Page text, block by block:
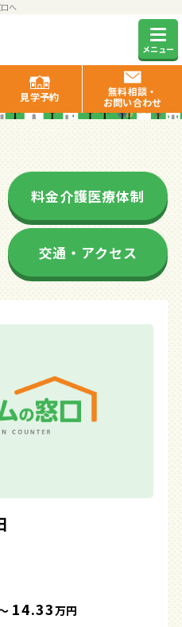
へ
メニュー
見学予約
無料相談・
お問い合わせ
尾中田
料金介護医療体制
交通・アクセス
14.33万円